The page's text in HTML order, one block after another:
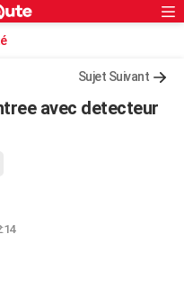
Sujet Suivant
avec detecteur